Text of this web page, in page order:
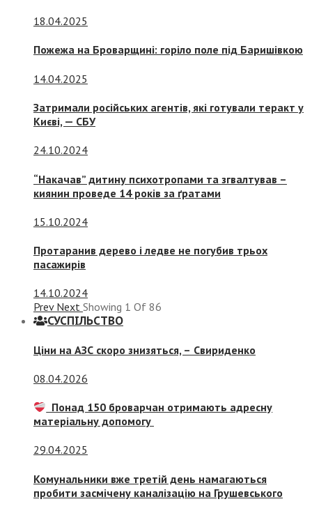
18.04.2025
Пожежа на Броварщині: горіло поле під Баришівкою
14.04.2025
Затримали російських агентів, які готували теракт у
Києві, — СБУ
24.10.2024
“Накачав” дитину психотропами та згвалтував –
киянин проведе 14 років за ґратами
15.10.2024
Протаранив дерево і ледве не погубив трьох
пасажирів
14.10.2024
Prev Next Showing 1 Of 86
СУСПIЛЬСТВО
Ціни на АЗС скоро знизяться, – Свириденко
08.04.2026
Понад 150 броварчан отримають адресну
матеріальну допомогу
29.04.2025
Комунальники вже третій день намагаються
пробити засмічену каналізацію на Грушевського